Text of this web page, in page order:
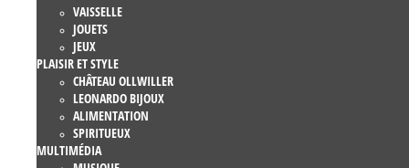
VAISSELLE
JOUETS
JEUX
PLAISIR ET STYLE
CHÂTEAU OLLWILLER
LEONARDO BIJOUX
ALIMENTATION
SPIRITUEUX
MULTIMÉDIA